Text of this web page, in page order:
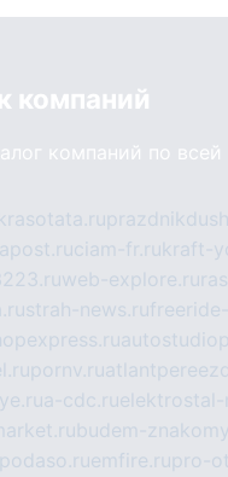
компаний
компаний по всей
krasotata.ru
ciam-fr.rukraft-
web-explore.ru
strah-news.ru
pornv.ru
a-cdc.ruelektrostal-
budem-
emfire.rupro-